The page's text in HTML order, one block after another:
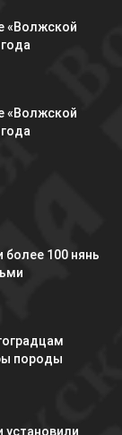
«Волжской
«Волжской
более 100 нянь
породы
установили